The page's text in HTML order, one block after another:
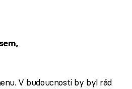
V budoucnosti by byl rád